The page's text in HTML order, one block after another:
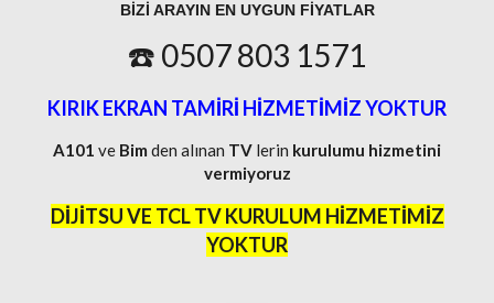
BIZI ARAYIN EN UYGUN FIYATLAR
☎️ 0507 803 1571
KIRIK EKRAN TAMİRİ HİZMETİMİZ YOKTUR
A101 ve Bim den alınan TV lerin kurulumu hizmetini
vermiyoruz
DİJİTSU VE TCL TV KURULUM HİZMETİMİZ
YOKTUR